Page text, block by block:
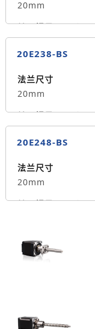
20mm
转子惯量g.cm²
4
2.8
20E238-BS
法兰尺寸
20mm
转子惯量g.cm²
4
3.6
20E248-BS
法兰尺寸
20mm
转子惯量g.cm²
保持力矩N.m
5.4